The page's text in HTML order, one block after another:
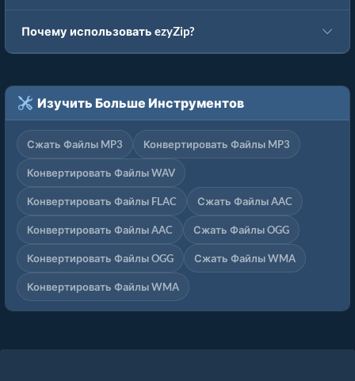
Почему использовать ezyZip?
Изучить Больше Инструментов
Сжать Файлы MP3 Конвертировать Файлы MP3
Конвертировать Файлы WAV
Конвертировать Файлы FLAC Сжать Файлы AAC
Конвертировать Файлы AAC Сжать Файлы OGG
Конвертировать Файлы OGG Сжать Файлы WMA
Конвертировать Файлы WMA